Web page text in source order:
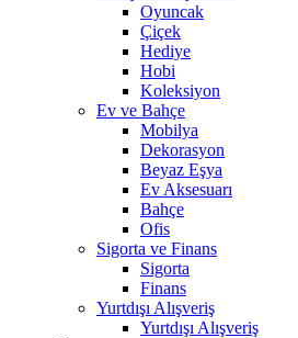
Oyuncak
Çiçek
Hediye
Hobi
Koleksiyon
Ev ve Bahçe
Mobilya
Dekorasyon
Beyaz Eşya
Ev Aksesuarı
Bahçe
Ofis
Sigorta ve Finans
Sigorta
Finans
Yurtdışı Alışveriş
Yurtdışı Alışveriş